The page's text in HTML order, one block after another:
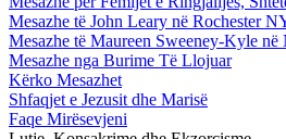
Mesazhe të John Leary në Rochester
Mesazhe të Maureen Sweeney-Kyle
Mesazhe nga Burime Të Llojuar
Kërko Mesazhet
Shfaqjet e Jezusit dhe Marisë
Faqe Mirësevjeni